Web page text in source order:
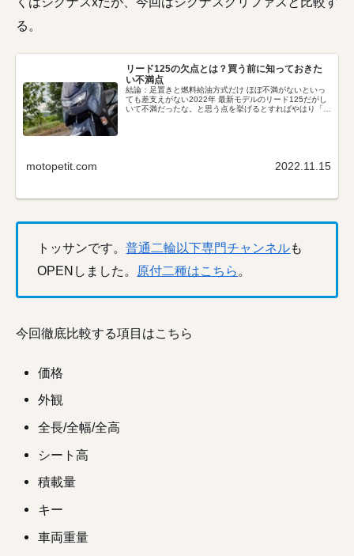
る。
リード125の欠点とは？買う前に知っておきた
い不満点
結論：足置きと燃料給油方式だけ ほぼ不満がないといっ
ても差支えがない2022年 最新モデルのリード125だがし
いて不満だったな。と思う点を挙げるとすればやはり「足
motopetit.com 2022.11.15
トッサンです。普通二輪以下専門チャンネルも
OPENしました。 原付二種はこちら 。
今回徹底比較する項目はこちら
価格
外観
全長/全幅/全高
シート高
積載量
キー
車両重量